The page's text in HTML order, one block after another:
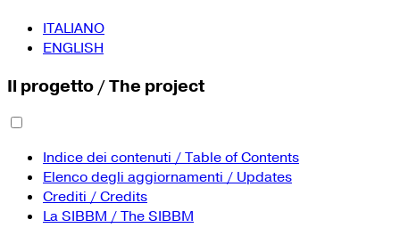
ITALIANO
ENGLISH
Il progetto / The project
Indice dei contenuti / Table of Contents
Elenco degli aggiornamenti / Updates
Crediti / Credits
La SIBBM / The SIBBM